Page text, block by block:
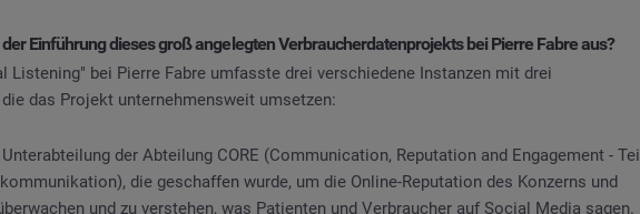
Einführung dieses groß angelegten Verbraucherdatenprojekts bei Pierre Fabre aus?
Listening" bei Pierre Fabre umfasste drei verschiedene Instanzen mit drei
das Projekt unternehmensweit umsetzen:
Unterabteilung der Abteilung CORE (Communication, Reputation and Engagement - Teil
die geschaffen wurde, um die Online-Reputation des Konzerns und
und zu verstehen, was Patienten und Verbraucher auf Social Media sagen.